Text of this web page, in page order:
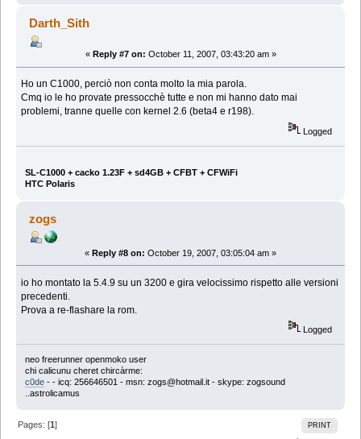
Darth_Sith
« Reply #7 on: October 11, 2007, 03:43:20 am »
Ho un C1000, perciò non conta molto la mia parola.
Cmq io le ho provate pressocchè tutte e non mi hanno dato mai
problemi, tranne quelle con kernel 2.6 (beta4 e r198).
Logged
SL-C1000 + cacko 1.23F + sd4GB + CFBT + CFWiFi
HTC Polaris
zogs
« Reply #8 on: October 19, 2007, 03:05:04 am »
io ho montato la 5.4.9 su un 3200 e gira velocissimo rispetto alle versioni
precedenti.
Prova a re-flashare la rom.
Logged
neo freerunner openmoko user
chi calicunu cheret chircàrme:
c0de- - icq: 256646501 - msn: zogs@hotmail.it - skype: zogsound
..astrolicamus
PRINT
Pages: [1]